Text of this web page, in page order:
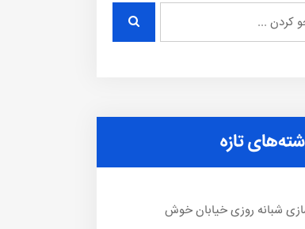
تازه
شبانه روزی خیابان خوش